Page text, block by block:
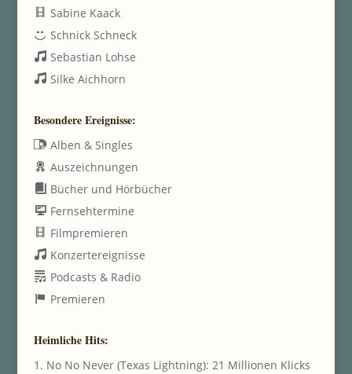
Sabine Kaack
Schnick Schneck
Sebastian Lohse
Silke Aichhorn
Besondere Ereignisse:
Alben & Singles
Auszeichnungen
Bücher und Hörbücher
Fernsehtermine
Filmpremieren
Konzertereignisse
Podcasts & Radio
Premieren
Heimliche Hits:
1. No No Never (Texas Lightning): 21 Millionen Klicks